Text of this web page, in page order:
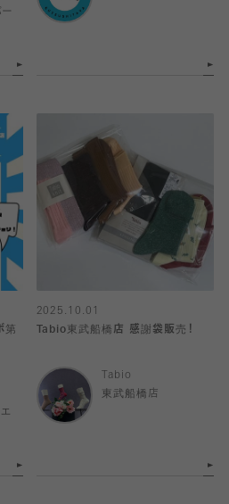
第
2025.10.01
Tabio東武船橋店 感謝袋販売！
Tabio
東武船橋店